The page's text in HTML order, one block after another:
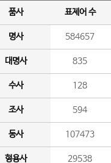
품사 표제어 수
명사 584657
대명사 835
수사 128
조사 594
동사 107473
형용사 29538